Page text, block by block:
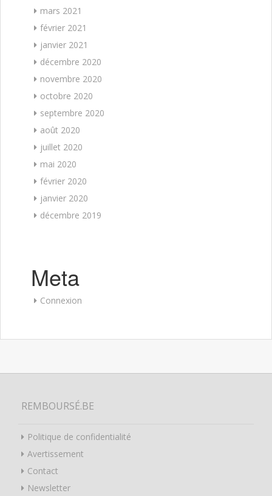
mars 2021
février 2021
janvier 2021
décembre 2020
novembre 2020
octobre 2020
septembre 2020
août 2020
juillet 2020
mai 2020
février 2020
janvier 2020
décembre 2019
Meta
Connexion
REMBOURSÉ.BE
Politique de confidentialité
Avertissement
Contact
Newsletter